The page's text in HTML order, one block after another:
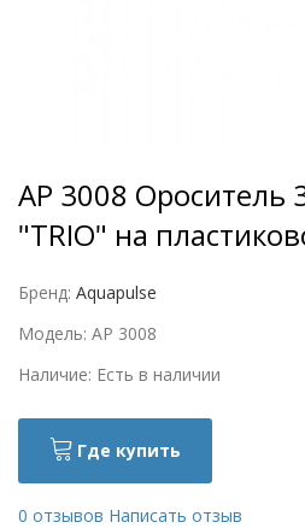
AP 3008 Ороситель
"TRIO" на
Бренд: Aquapulse
Модель: AP 3008
Наличие: Есть в наличии
Где купить
0 отзывов Написать отзыв